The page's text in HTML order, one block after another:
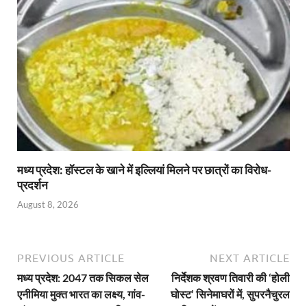
मध्य प्रदेश: हॉस्टल के खाने में इल्लियां मिलने पर छात्रों का विरोध-
प्रदर्शन
August 8, 2026
PREVIOUS ARTICLE
मध्य प्रदेश: 2047 तक सिकल सेल
एनीमिया मुक्त भारत का लक्ष्य, गांव-
NEXT ARTICLE
निर्देशक श्रवण तिवारी की ‘होली
घोस्ट’ सिनेमाघरों में, सुपरनैचुरल